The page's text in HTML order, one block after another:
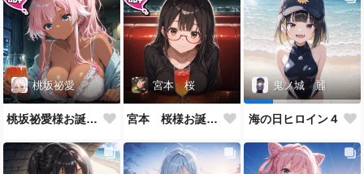
桃坂祕愛
桃坂祕愛様お誕生日イラスト
宮本 桜
宮本 桜様お誕生日イラスト
鬼ノ城 麗
海の日ヒロイン４